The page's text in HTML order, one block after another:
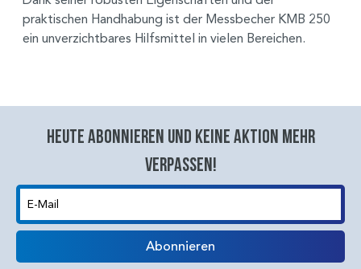
praktischen Handhabung ist der Messbecher KMB 250
ein unverzichtbares Hilfsmittel in vielen Bereichen.
Heute abonnieren und keine aktion mehr
verpassen!
E-Mail
Abonnieren